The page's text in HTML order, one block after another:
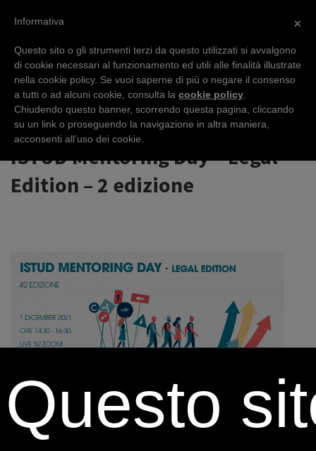
EVENTS
ISTUD Mentoring Day – Legal
Edition – 2 edizione
Hai una laurea o stai per laurearti in
Questo
×
Informativa
Questo sito o gli strumenti terzi da questo utilizzati si avvalgono
di cookie necessari al funzionamento ed utili alle finalità illustrate
nella cookie policy. Se vuoi saperne di più o negare il consenso
a tutti o ad alcuni cookie, consulta la cookie policy
Chiudendo questo banner, scorrendo questa pagina, cliccando
su un link o proseguendo la navigazione in altra maniera,
acconsenti all’uso dei cookie.